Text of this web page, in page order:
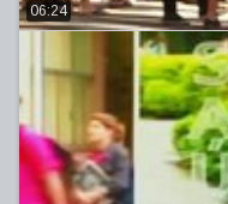
06:24